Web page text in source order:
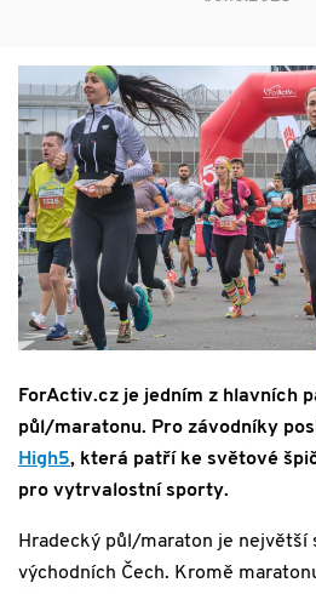
ForActiv.cz je jedním z hlavních
půl/maratonu. Pro závodníky
High5, která patří ke světové
pro vytrvalostní sporty.
Hradecký půl/maraton je největší
východních Čech. Kromě